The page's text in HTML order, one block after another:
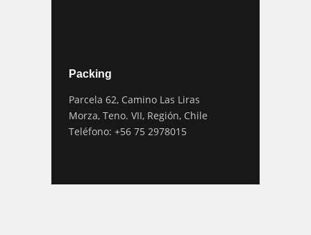
Packing
Parcela 62, Camino Las Liras
Morza, Teno. VII, Región, Chile
Teléfono: +56 75 2978015